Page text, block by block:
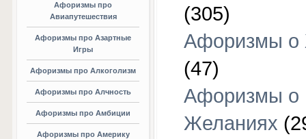
Афоризмы про
Авиапутешествия
Афоризмы про Азартные
Игры
Афоризмы про Алкоголизм
Афоризмы про Алчность
Афоризмы про Амбиции
Афоризмы про Америку
(305)
Афоризмы
(47)
Афоризмы о
Желаниях